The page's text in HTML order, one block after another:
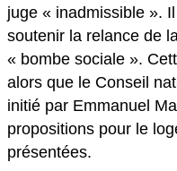
juge « inadmissible ».
soutenir la relance de
« bombe sociale ».
alors que le Conseil
initié par Emmanuel
propositions pour le
présentées.